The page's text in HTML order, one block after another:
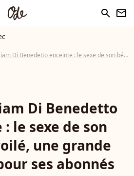
search newsletter
Di Benedetto enceinte : le sexe de son bébé dévoilé, une grande surprise pour ses abonnés
Di Benedetto
le sexe de son
une grande
ses abonnés